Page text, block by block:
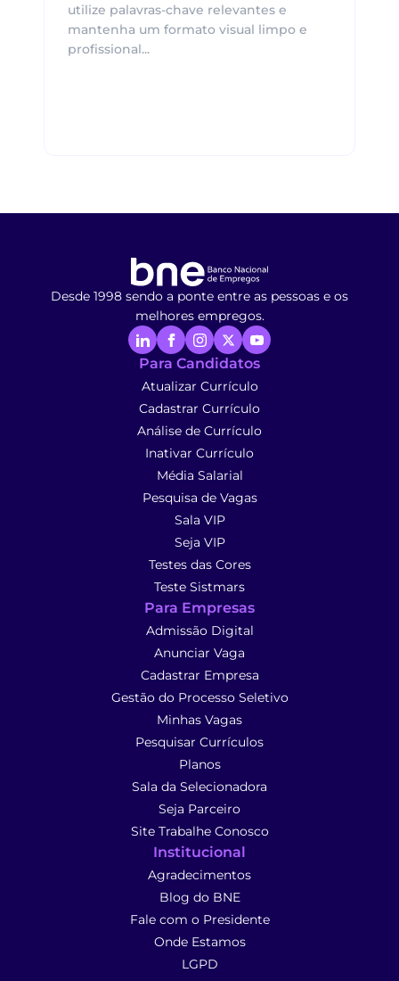
utilize palavras-chave relevantes e
mantenha um formato visual limpo e
profissional...
Desde 1998 sendo a ponte entre as pessoas e os
melhores empregos.
Para Candidatos
Atualizar Currículo
Cadastrar Currículo
Análise de Currículo
Inativar Currículo
Média Salarial
Pesquisa de Vagas
Sala VIP
Seja VIP
Testes das Cores
Teste Sistmars
Para Empresas
Admissão Digital
Anunciar Vaga
Cadastrar Empresa
Gestão do Processo Seletivo
Minhas Vagas
Pesquisar Currículos
Planos
Sala da Selecionadora
Seja Parceiro
Site Trabalhe Conosco
Institucional
Agradecimentos
Blog do BNE
Fale com o Presidente
Onde Estamos
LGPD